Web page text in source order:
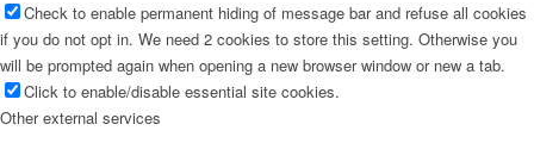
Check to enable permanent hiding of message bar and refuse all cookies
if you do not opt in. We need 2 cookies to store this setting. Otherwise you
will be prompted again when opening a new browser window or new a tab.
Click to enable/disable essential site cookies.
Other external services